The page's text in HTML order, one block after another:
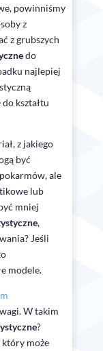
powinniśmy
z
z grubszych
do
najlepiej
kształtu
z jakiego
być
ale
lub
mniej
,
Jeśli
modele.
W takim
?
może